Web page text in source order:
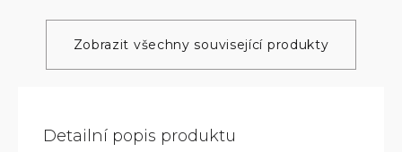
Zobrazit všechny související produkty
Detailní popis produktu